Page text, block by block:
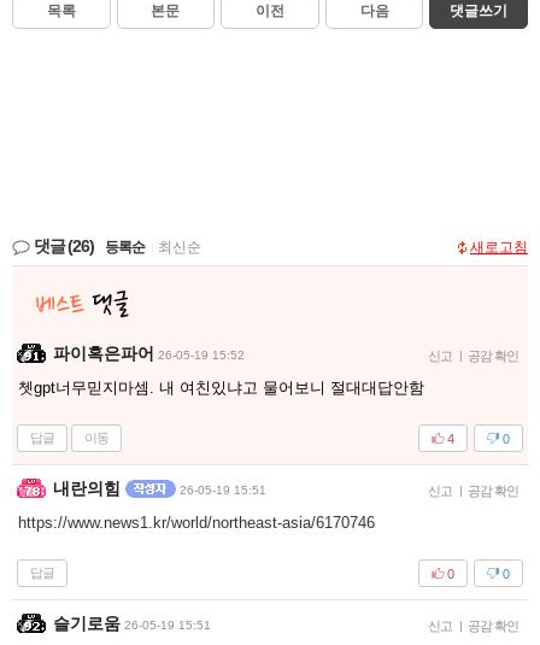
목록 본문 이전 다음 댓글쓰기
댓글(26) 등록순 최신순 새로고침
파이혹은파어 26-05-19 15:52 신고 공감 확인
쳇gpt너무믿지마셈. 내 여친있냐고 물어보니 절대대답안함
답글 이동 0
4
내란의힘 26-05-19 15:51 신고 공감 확인
https://www.news1.kr/world/northeast-asia/6170746
답글 0
0
슬기로움 26-05-19 15:51 신고 공감 확인